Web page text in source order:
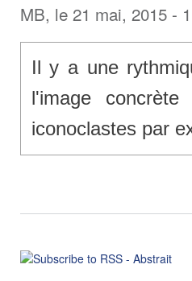
MB, le 21 mai, 2015 -
Il y a une
l'image
iconoclastes par